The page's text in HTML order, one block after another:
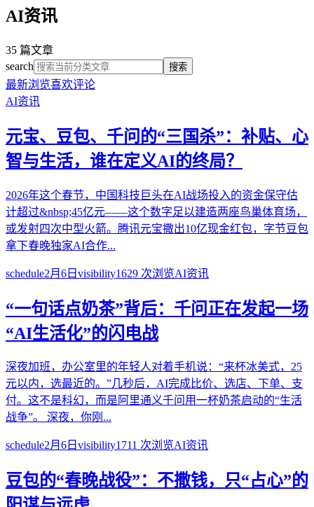
AI资讯
35 篇文章
search
搜索
最新浏览喜欢评论
AI资讯
元宝、豆包、千问的“三国杀”：补贴、心
智与生活，谁在定义AI的终局？
2026年这个春节，中国科技巨头在AI战场投入的资金保守估
计超过&nbsp;45亿元——这个数字足以建造两座鸟巢体育场，
或发射四次中型火箭。腾讯元宝撒出10亿现金红包，字节豆包
拿下春晚独家AI合作...
schedule2月6日 visibility1629 次浏览AI资讯
“一句话点奶茶”背后：千问正在发起一场
“AI生活化”的闪电战
深夜加班，办公室里的年轻人对着手机说：“来杯冰美式，25
元以内，选最近的。”几秒后，AI完成比价、选店、下单、支
付。这不是科幻，而是阿里通义千问用一杯奶茶启动的“生活
战争”。 深夜，你刚...
schedule2月6日 visibility1711 次浏览AI资讯
豆包的“春晚战役”：不撒钱，只“占心”的